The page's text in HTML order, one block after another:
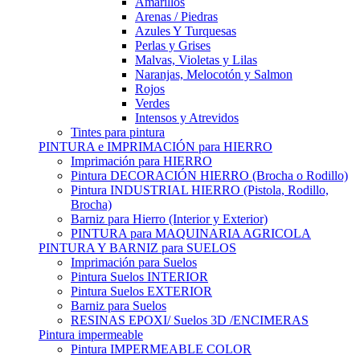
Arenas / Piedras
Azules Y Turquesas
Perlas y Grises
Malvas, Violetas y Lilas
Naranjas, Melocotón y Salmon
Rojos
Verdes
Intensos y Atrevidos
Tintes para pintura
PINTURA e IMPRIMACIÓN para HIERRO
Imprimación para HIERRO
Pintura DECORACIÓN HIERRO (Brocha o Rodillo)
Pintura INDUSTRIAL HIERRO (Pistola, Rodillo,
Brocha)
Barniz para Hierro (Interior y Exterior)
PINTURA para MAQUINARIA AGRICOLA
PINTURA Y BARNIZ para SUELOS
Imprimación para Suelos
Pintura Suelos INTERIOR
Pintura Suelos EXTERIOR
Barniz para Suelos
RESINAS EPOXI/ Suelos 3D /ENCIMERAS
Pintura impermeable
Pintura IMPERMEABLE COLOR